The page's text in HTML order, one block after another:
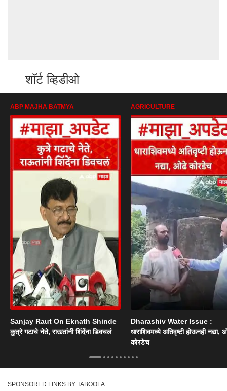
शॉर्ट व्हिडीओ
ABP MAJHA BATMYA
Sanjay Raut On Eknath Shinde
कुत्रे गटाचे नेते, राऊतांनी शिंदेंना डिवचलं
AGRICULTURE
Dharashiv Water Issue :
धाराशिवमध्ये अतिवृष्टी होऊनही नद्या,
कोरडेच
SPONSORED LINKS BY TABOOLA